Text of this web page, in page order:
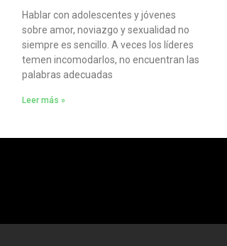
Hablar con adolescentes y jóvenes
sobre amor, noviazgo y sexualidad no
siempre es sencillo. A veces los líderes
temen incomodarlos, no encuentran las
palabras adecuadas
Leer más »